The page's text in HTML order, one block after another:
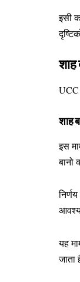
इसी
शाह
इस
बानो
यह
जाता